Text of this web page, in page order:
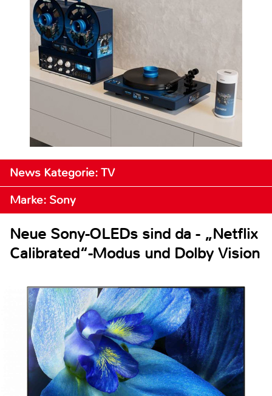
News Kategorie: TV
Marke: Sony
Neue Sony-OLEDs sind da - „Netflix
Calibrated“-Modus und Dolby Vision